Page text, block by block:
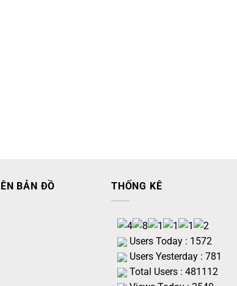
BẢN ĐỒ THỐNG KÊ
Users Today : 1572
Users Yesterday : 781
Total Users : 481112